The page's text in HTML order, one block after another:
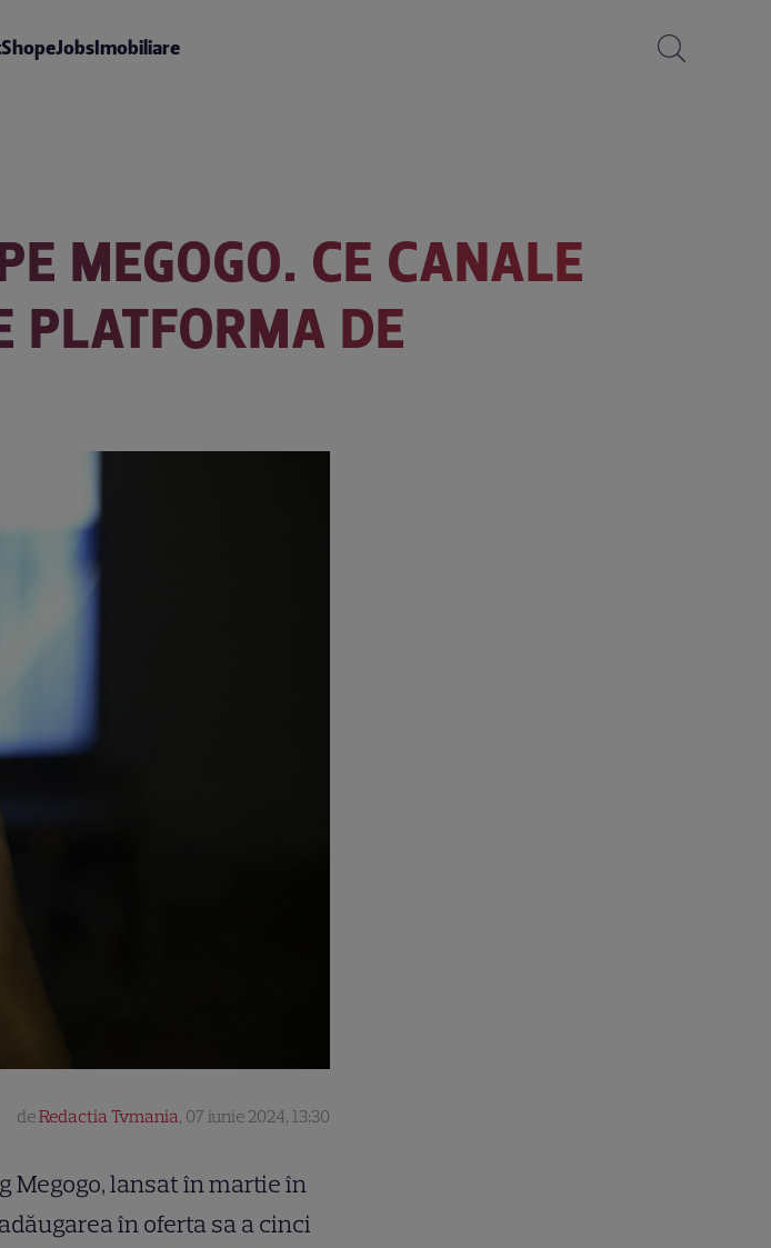
ShopeJobsImobiliare
MEGOGO. CE CANALE
PLATFORMA DE
deRedactia Tvmania, 07 iunie 2024, 13:30
Megogo, lansat în martie în
în oferta sa a cinci